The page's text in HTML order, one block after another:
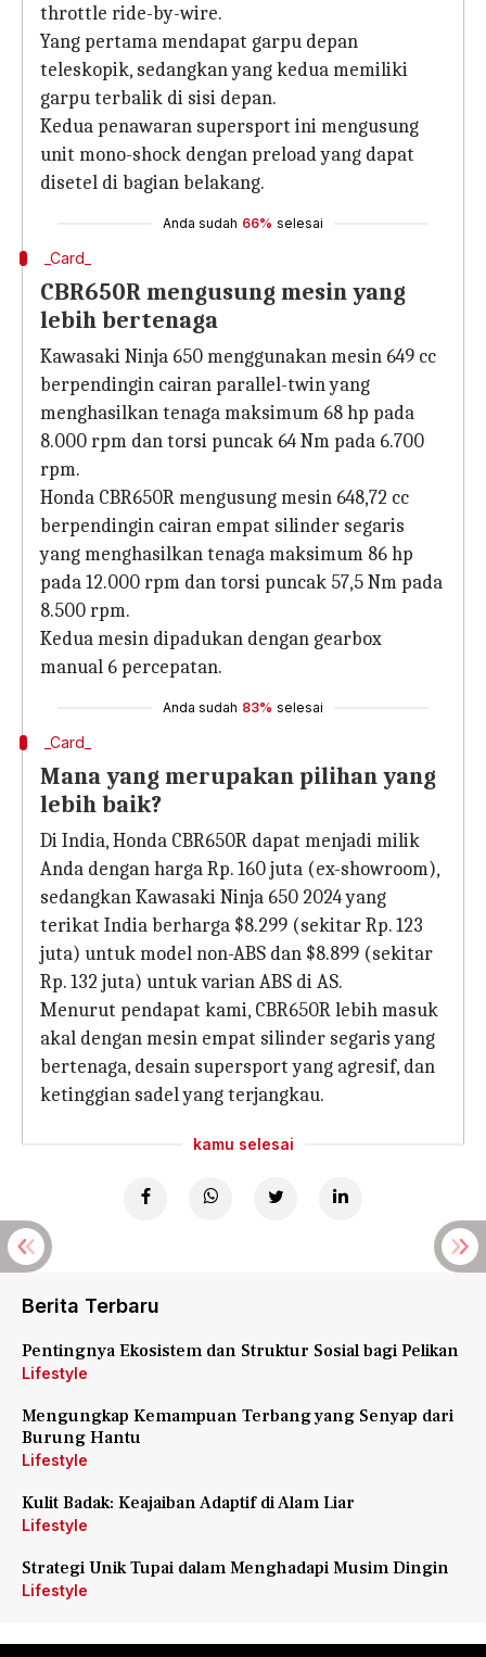
throttle ride-by-wire.
Yang pertama mendapat garpu depan
teleskopik, sedangkan yang kedua memiliki
garpu terbalik di sisi depan.
Kedua penawaran supersport ini mengusung
unit mono-shock dengan preload yang dapat
disetel di bagian belakang.
Anda sudah 66% selesai
_Card_
CBR650R mengusung mesin yang
lebih bertenaga
Kawasaki Ninja 650 menggunakan mesin 649 cc
berpendingin cairan parallel-twin yang
menghasilkan tenaga maksimum 68 hp pada
8.000 rpm dan torsi puncak 64 Nm pada 6.700
rpm.
Honda CBR650R mengusung mesin 648,72 cc
berpendingin cairan empat silinder segaris
yang menghasilkan tenaga maksimum 86 hp
pada 12.000 rpm dan torsi puncak 57,5 Nm pada
8.500 rpm.
Kedua mesin dipadukan dengan gearbox
manual 6 percepatan.
Anda sudah 83% selesai
_Card_
Mana yang merupakan pilihan yang
lebih baik?
Di India, Honda CBR650R dapat menjadi milik
Anda dengan harga Rp. 160 juta (ex-showroom),
sedangkan Kawasaki Ninja 650 2024 yang
terikat India berharga $8.299 (sekitar Rp. 123
juta) untuk model non-ABS dan $8.899 (sekitar
Rp. 132 juta) untuk varian ABS di AS.
Menurut pendapat kami, CBR650R lebih masuk
akal dengan mesin empat silinder segaris yang
bertenaga, desain supersport yang agresif, dan
ketinggian sadel yang terjangkau.
kamu selesai
Berita Terbaru
Pentingnya Ekosistem dan Struktur Sosial bagi Pelikan
Lifestyle
Mengungkap Kemampuan Terbang yang Senyap dari
Burung Hantu
Lifestyle
Kulit Badak: Keajaiban Adaptif di Alam Liar
Lifestyle
Strategi Unik Tupai dalam Menghadapi Musim Dingin
Lifestyle